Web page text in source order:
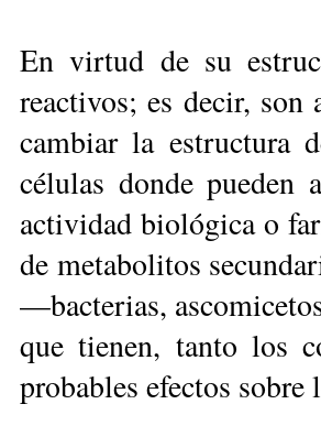
En virtud de su
reactivos; es decir, son
cambiar la es­truc­tura
células donde
actividad biológica o
de metabolitos
—bacterias,
que tienen, tanto los
probables efectos